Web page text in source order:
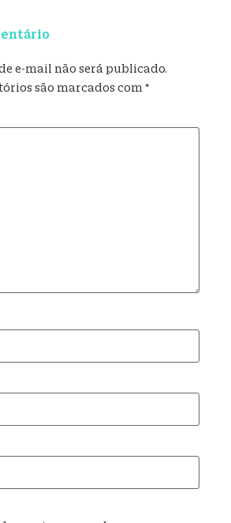
e-mail não será publicado.
são marcados com *